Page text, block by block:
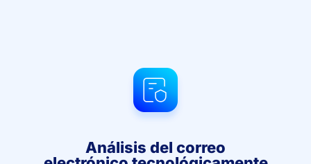
Análisis del correo